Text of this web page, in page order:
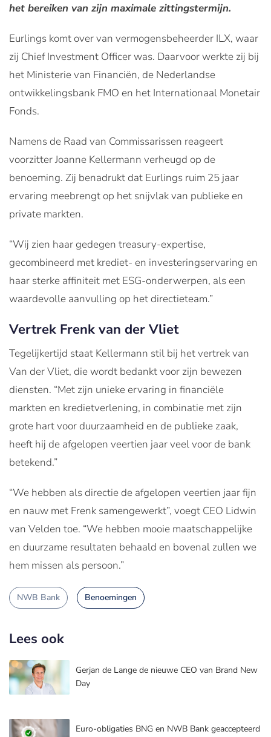
het bereiken van zijn maximale zittingstermijn.
Eurlings komt over van vermogensbeheerder ILX, waar
zij Chief Investment Officer was. Daarvoor werkte zij bij
het Ministerie van Financiën, de Nederlandse
ontwikkelingsbank FMO en het Internationaal Monetair
Fonds.
Namens de Raad van Commissarissen reageert
voorzitter Joanne Kellermann verheugd op de
benoeming. Zij benadrukt dat Eurlings ruim 25 jaar
ervaring meebrengt op het snijvlak van publieke en
private markten.
“Wij zien haar gedegen treasury-expertise,
gecombineerd met krediet- en investeringservaring en
haar sterke affiniteit met ESG-onderwerpen, als een
waardevolle aanvulling op het directieteam.”
Vertrek Frenk van der Vliet
Tegelijkertijd staat Kellermann stil bij het vertrek van
Van der Vliet, die wordt bedankt voor zijn bewezen
diensten. “Met zijn unieke ervaring in financiële
markten en kredietverlening, in combinatie met zijn
grote hart voor duurzaamheid en de publieke zaak,
heeft hij de afgelopen veertien jaar veel voor de bank
betekend.”
“We hebben als directie de afgelopen veertien jaar fijn
en nauw met Frenk samengewerkt”, voegt CEO Lidwin
van Velden toe. “We hebben mooie maatschappelijke
en duurzame resultaten behaald en bovenal zullen we
hem missen als persoon.”
NWB Bank Benoemingen
Lees ook
Gerjan de Lange de nieuwe CEO van Brand New
Day
Euro-obligaties BNG en NWB Bank geaccepteerd